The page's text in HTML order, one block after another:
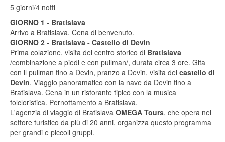
5 giorni/4 notti
GIORNO 1 - Bratislava
Arrivo a Bratislava. Cena di benvenuto.
GIORNO 2 - Bratislava - Castello di Devin
Prima colazione, visita del centro storico di Bratislava
/combinazione a piedi e con pullman/, durata circa 3 ore. Gita
con il pullman fino a Devin, pranzo a Devin, visita del castello di
Devin. Viaggio panoramatico con la nave da Devin fino a
Bratislava. Cena in un ristorante tipico con la musica
folcloristica. Pernottamento a Bratislava.
L'agenzia di viaggio di Bratislava OMEGA Tours, che opera nel
settore turistico da più di 20 anni, organizza questo programma
per grandi e piccoli gruppi.